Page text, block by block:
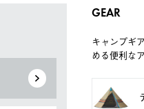
GEAR
キャンプギ
める便利な